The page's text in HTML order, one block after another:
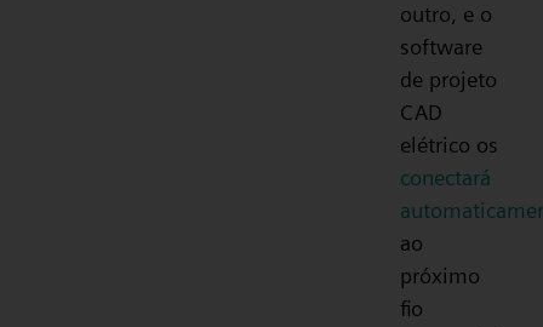
outro, e o
software
de projeto
CAD
elétrico os
conectará
ao
próximo
fio